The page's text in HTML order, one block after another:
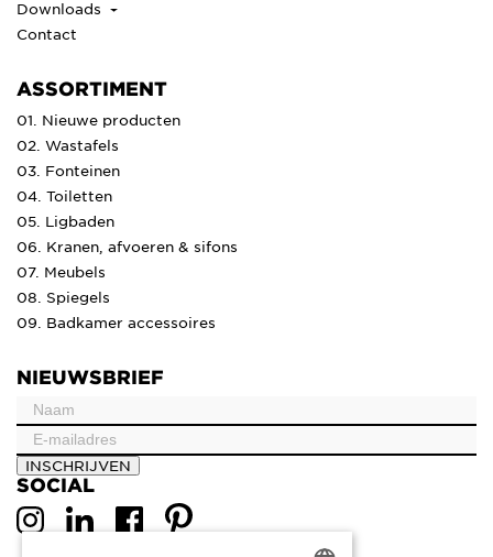
Downloads
Contact
ASSORTIMENT
01. Nieuwe producten
02. Wastafels
03. Fonteinen
04. Toiletten
05. Ligbaden
06. Kranen, afvoeren & sifons
07. Meubels
08. Spiegels
09. Badkamer accessoires
NIEUWSBRIEF
INSCHRIJVEN
SOCIAL